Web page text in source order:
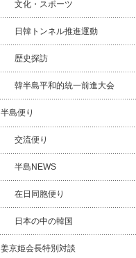
文化・スポーツ
日韓トンネル推進運動
歴史探訪
韓半島平和的統一前進大会
半島便り
交流便り
半島NEWS
在日同胞便り
日本の中の韓国
姜京姫会長特別対談